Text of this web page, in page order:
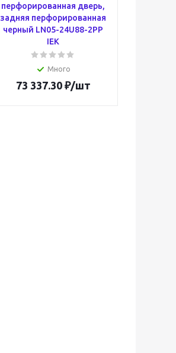
перфорированная дверь,
задняя перфорированная
черный LN05-24U88-2PP
IEK
Много
73 337.30₽/шт